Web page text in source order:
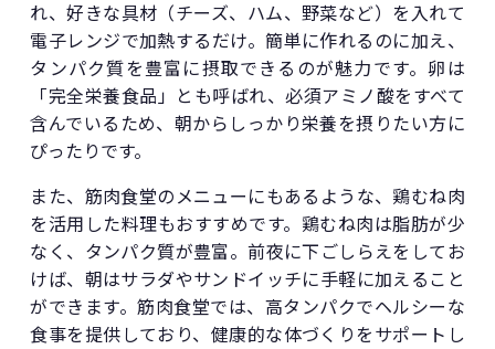
れ、好きな具材（チーズ、ハム、野菜など）を入れて
電子レンジで加熱するだけ。簡単に作れるのに加え、
タンパク質を豊富に摂取できるのが魅力です。卵は
「完全栄養食品」とも呼ばれ、必須アミノ酸をすべて
含んでいるため、朝からしっかり栄養を摂りたい方に
ぴったりです。
また、筋肉食堂のメニューにもあるような、鶏むね肉
を活用した料理もおすすめです。鶏むね肉は脂肪が少
なく、タンパク質が豊富。前夜に下ごしらえをしてお
けば、朝はサラダやサンドイッチに手軽に加えること
ができます。筋肉食堂では、高タンパクでヘルシーな
食事を提供しており、健康的な体づくりをサポートし